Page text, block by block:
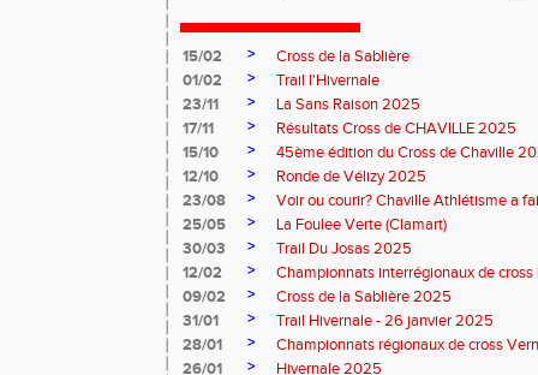
15/02 >
Cross de la Sablière
01/02
>
Trail l'Hivernale
23/11
>
La Sans Raison 2025
17/11
>
Résultats Cross de CHAVILLE 2025
15/10
>
45ème édition du Cross de Chaville
12/10
>
Ronde de Vélizy 2025
23/08
>
Voir ou courir? Chaville Athlétisme a
25/05
>
La Foulee Verte (Clamart)
30/03
>
Trail Du Josas 2025
12/02
>
Championnats interrégionaux de cross
09/02
>
Cross de la Sablière 2025
31/01
>
Trail Hivernale - 26 janvier 2025
28/01
>
Championnats régionaux de cross
26/01
>
Hivernale 2025